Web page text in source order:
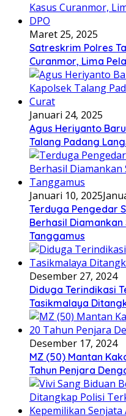
Maret 25, 2025
Satreskrim Polres
Curanmor, Lima
Januari 24, 2025
Agus Heriyanto
Talang Padang
Januari 10, 2025
Terduga Pengedar
Berhasil
Tanggamus
Desember 27, 2024
Diduga Terindikasi
Tasikmalaya
Desember 17, 2024
MZ (50) Mantan
Tahun Penjara